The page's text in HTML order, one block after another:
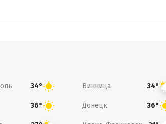
34° Винница 34°
36° Донецк 36°